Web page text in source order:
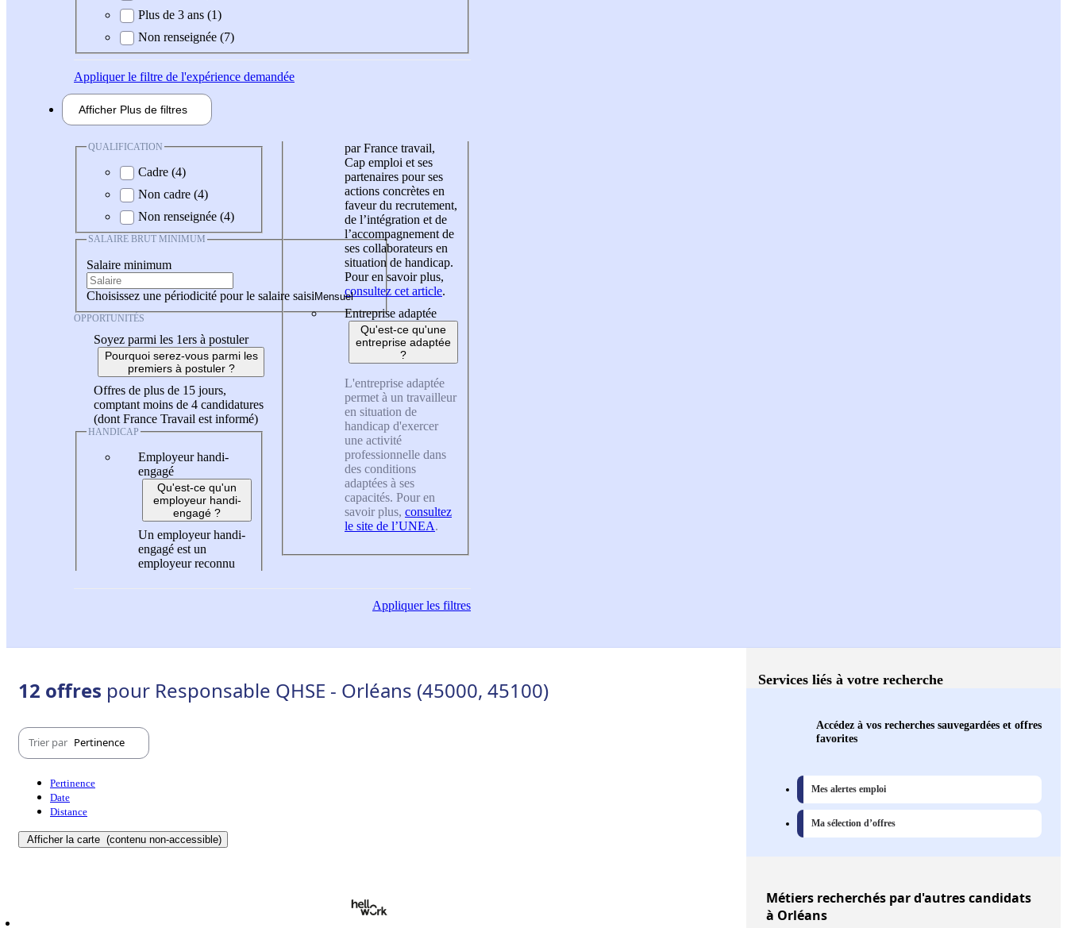
Plus de 3 ans (1)
Non renseignée (7)
Appliquerle filtre de l'expérience demandée
Afficher Plus de filtres
QUALIFICATION
Cadre (4)
Non cadre (4)
Non renseignée (4)
SALAIRE BRUT MINIMUM
Salaire minimum
Choisissez une périodicité pour le salaire saisi
OPPORTUNITÉS
Soyez parmi les 1ers à postuler
Pourquoi serez-vous parmi les
premiers à postuler ?
Offres de plus de 15 jours,
comptant moins de 4 candidatures
(dont France Travail est informé)
HANDICAP
Employeur handi-
engagé
Qu'est-ce qu'un
employeur handi-
engagé ?
Un employeur handi-
engagé est un
employeur reconnu
par France travail,
Cap emploi et ses
partenaires pour ses
actions concrètes en
faveur du recrutement,
de l’intégration et de
l’accompagnement de
ses collaborateurs en
situation de handicap.
Pour en savoir plus,
consultez cet article.
Entreprise adaptée
Qu'est-ce qu'une
entreprise adaptée
?
L'entreprise adaptée
permet à un travailleur
en situation de
handicap d'exercer
une activité
professionnelle dans
des conditions
adaptées à ses
capacités. Pour en
savoir plus, consultez
le site de l’UNEA.
Appliquerles filtres
12 offres pour Responsable QHSE - Orléans (45000, 45100)
Trier par Pertinence
Pertinence
Date
Distance
Afficher la carte (contenu non-accessible)
Services liés à votre recherche
Accédez à vos recherches sauvegardées et offres
favorites
Mes alertes emploi
Ma sélection d’offres
Métiers recherchés par d'autres candidats
à Orléans